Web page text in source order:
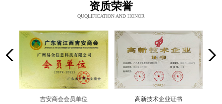
资质荣誉
QUQLIFICATION AND HONOR
吉安商会会员单位 高新技术企业证书